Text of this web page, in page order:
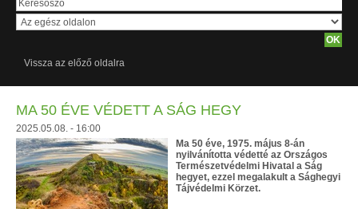
Vissza az előző oldalra
MA 50 ÉVE VÉDETT A SÁG HEGY
2025.05.08. - 16:00
Ma 50 éve, 1975. május 8-án
nyilvánította védetté az Országos
Természetvédelmi Hivatal a Ság
hegyet, ezzel megalakult a Sághegyi
Tájvédelmi Körzet.